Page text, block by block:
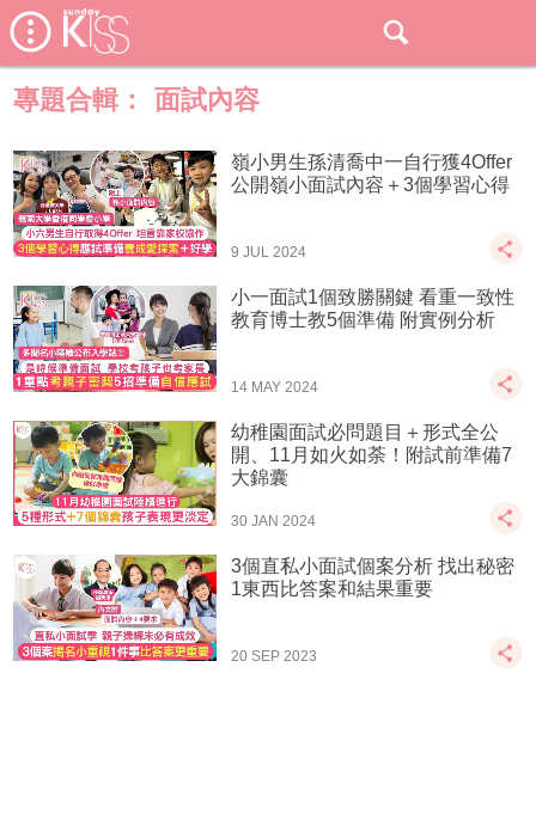
專題合輯： 面試內容
嶺小男生孫清喬中一自行獲4Offer
公開嶺小面試內容＋3個學習心得
9 JUL 2024
小一面試1個致勝關鍵 看重一致性
教育博士教5個準備 附實例分析
14 MAY 2024
幼稚園面試必問題目＋形式全公
開、11月如火如荼！附試前準備7
大錦囊
30 JAN 2024
3個直私小面試個案分析 找出秘密
1東西比答案和結果重要
20 SEP 2023